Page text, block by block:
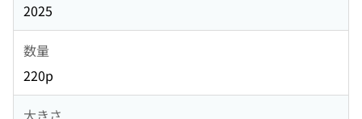
2025
数量
220p
大きさ